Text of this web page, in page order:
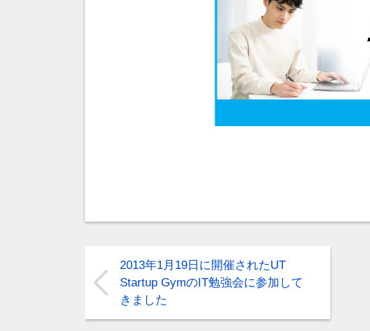
2013年1月19日に開催されたUT
Startup GymのIT勉強会に参加して
きました